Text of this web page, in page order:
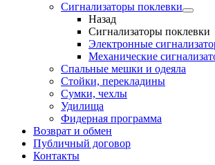
Сигнализаторы поклевки
Назад
Сигнализаторы поклевки
Электронные
Механические
Спальные мешки и одеяла
Стойки, перекладины
Сумки, чехлы
Удилища
Фидерная программа
Возврат и обмен
Публичный договор
Контакты